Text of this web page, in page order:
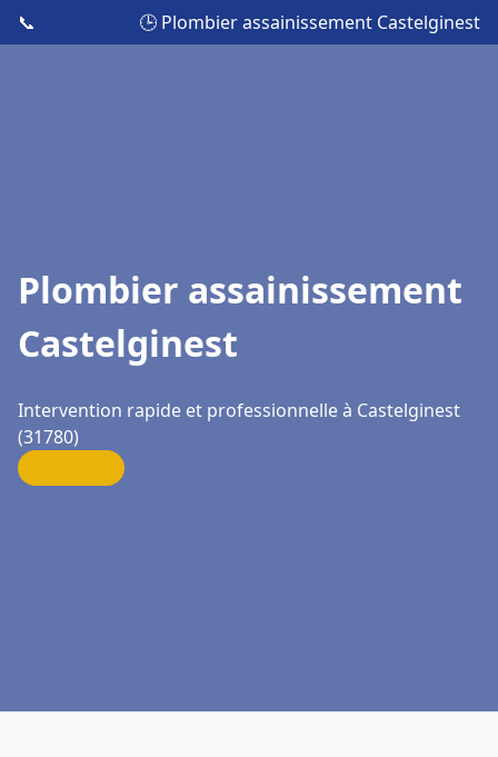
📞 🕒 Plombier assainissement Castelginest
Plombier assainissement
Castelginest
Intervention rapide et professionnelle à Castelginest
(31780)